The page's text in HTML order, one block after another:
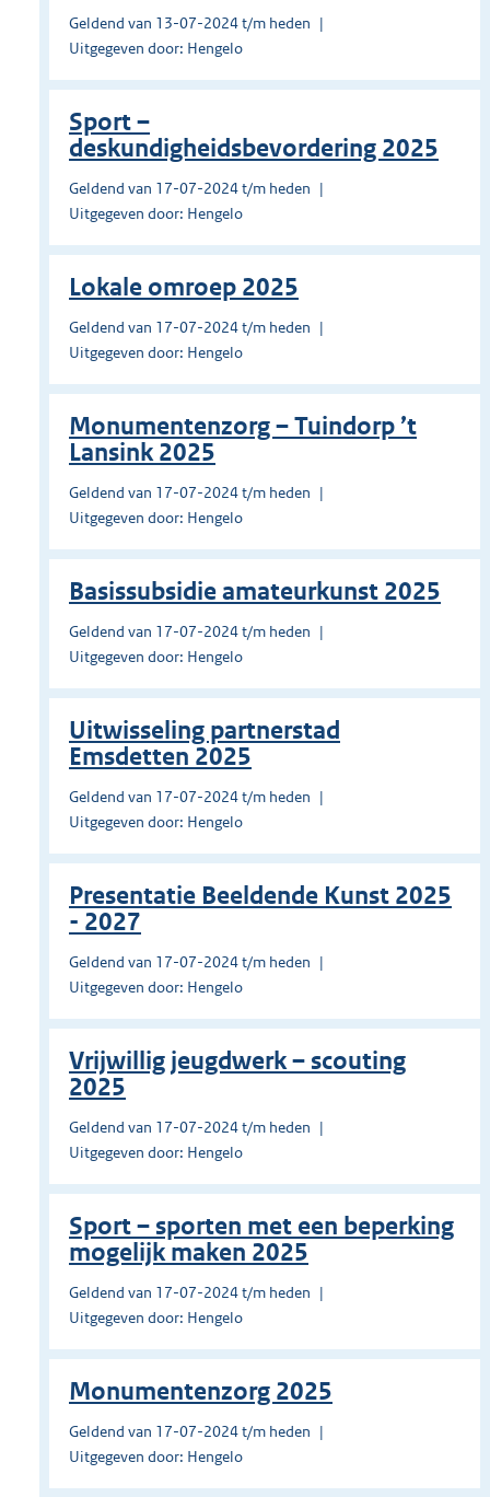
Geldend van 13-07-2024 t/m heden
Uitgegeven door: Hengelo
Sport –
deskundigheidsbevordering 2025
Geldend van 17-07-2024 t/m heden
Uitgegeven door: Hengelo
Lokale omroep 2025
Geldend van 17-07-2024 t/m heden
Uitgegeven door: Hengelo
Monumentenzorg – Tuindorp ’t
Lansink 2025
Geldend van 17-07-2024 t/m heden
Uitgegeven door: Hengelo
Basissubsidie amateurkunst 2025
Geldend van 17-07-2024 t/m heden
Uitgegeven door: Hengelo
Uitwisseling partnerstad
Emsdetten 2025
Geldend van 17-07-2024 t/m heden
Uitgegeven door: Hengelo
Presentatie Beeldende Kunst 2025
- 2027
Geldend van 17-07-2024 t/m heden
Uitgegeven door: Hengelo
Vrijwillig jeugdwerk – scouting
2025
Geldend van 17-07-2024 t/m heden
Uitgegeven door: Hengelo
Sport – sporten met een beperking
mogelijk maken 2025
Geldend van 17-07-2024 t/m heden
Uitgegeven door: Hengelo
Monumentenzorg 2025
Geldend van 17-07-2024 t/m heden
Uitgegeven door: Hengelo